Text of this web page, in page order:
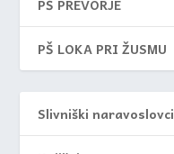
PŠ PREVORJE
PŠ LOKA PRI ŽUSMU
Slivniški naravoslovci